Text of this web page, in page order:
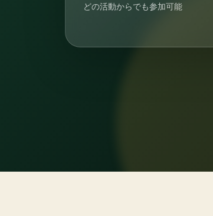
どの活動からでも参加可能